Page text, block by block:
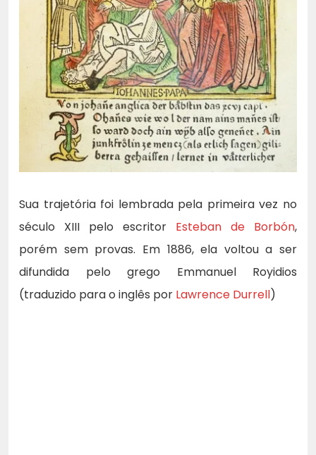
Sua trajetória foi lembrada pela primeira vez no
século XIII pelo escritor Esteban de Borbón,
porém sem provas. Em 1886, ela voltou a ser
difundida pelo grego Emmanuel Royidios
(traduzido para o inglês por Lawrence Durrell)